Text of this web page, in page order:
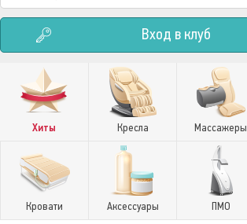
Вход в клуб
Хиты Кресла Массажеры
Кровати Аксессуары ПМО